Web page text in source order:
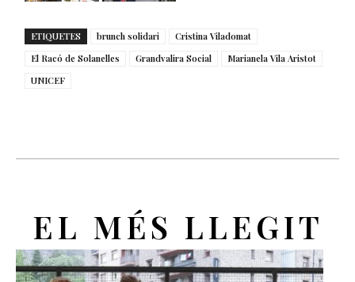
ETIQUETES brunch solidari
Cristina Viladomat
El Racó de Solanelles
Grandvalira Social
Marianela Vila Aristot
UNICEF
EL MÉS LLEGIT